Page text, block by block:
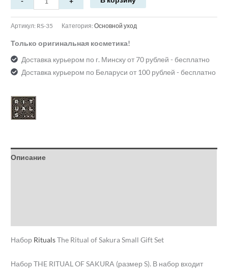
Артикул: RS-35 Категория:Основной уход
Только оригинальная косметика!
Доставка курьером по г. Минску от 70 рублей - бесплатно
Доставка курьером по Беларуси от 100 рублей - бесплатно
Описание
Набор RitualsThe Ritual of Sakura Small Gift Set
Набор THE RITUAL OF SAKURA (размер S). В набор входит